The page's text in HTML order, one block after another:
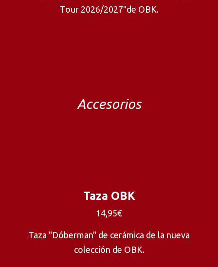
Tour 2026/2027"de OBK.
Accesorios
Taza OBK
14,95€
Taza "Dóberman" de cerámica de la nueva
colección de OBK.